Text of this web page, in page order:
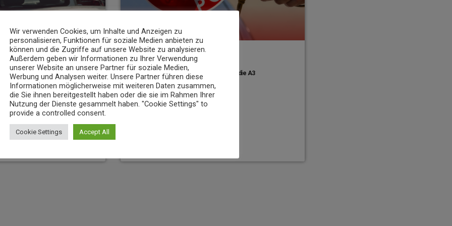
bereitet Verkehrsänderungen
NEWS
23-Jähriger rast mit über 235 km/h über die A3
today 6. AUGUST 2026 11
Wir verwenden Cookies, um Inhalte und Anzeigen zu
personalisieren, Funktionen für soziale Medien anbieten zu
können und die Zugriffe auf unsere Website zu analysieren.
Außerdem geben wir Informationen zu Ihrer Verwendung
unserer Website an unsere Partner für soziale Medien,
Werbung und Analysen weiter. Unsere Partner führen diese
Informationen möglicherweise mit weiteren Daten zusammen,
die Sie ihnen bereitgestellt haben oder die sie im Rahmen Ihrer
Nutzung der Dienste gesammelt haben. "Cookie Settings" to
provide a controlled consent.
Cookie Settings Accept All